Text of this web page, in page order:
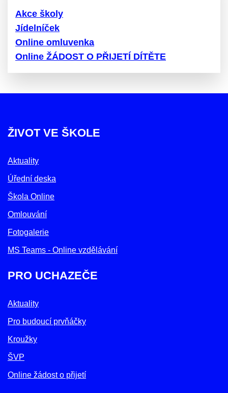
Akce školy
Jídelníček
Online omluvenka
Online ŽÁDOST O PŘIJETÍ DÍTĚTE
ŽIVOT VE ŠKOLE
Aktuality
Úřední deska
Škola Online
Omlouvání
Fotogalerie
MS Teams - Online vzdělávání
PRO UCHAZEČE
Aktuality
Pro budoucí prvňáčky
Kroužky
ŠVP
Online žádost o přijetí